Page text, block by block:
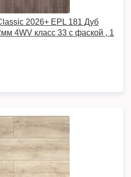
2026+ EPL 181 Дуб
4WV класс 33 с фаской , 1